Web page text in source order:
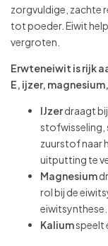
zorgvuldige, zachte
tot poeder. Eiwit
vergroten.
Erwteneiwit is rijk
E, ijzer,
IJzerdraagt
stofwisseling,
zuurstof naar
uitputting te
Magnesium
rol bij de
eiwitsynthese.
Kaliumspeelt